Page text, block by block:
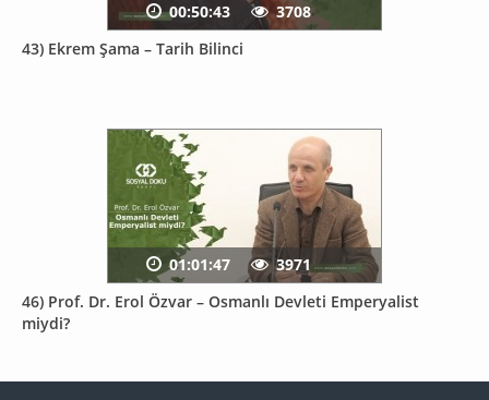
43) Ekrem Şama – Tarih Bilinci
00:50:43 3708
46) Prof. Dr. Erol Özvar – Osmanlı Devleti Emperyalist
miydi?
01:01:47 3971